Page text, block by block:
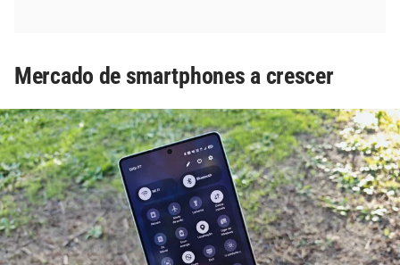
Mercado de smartphones a crescer